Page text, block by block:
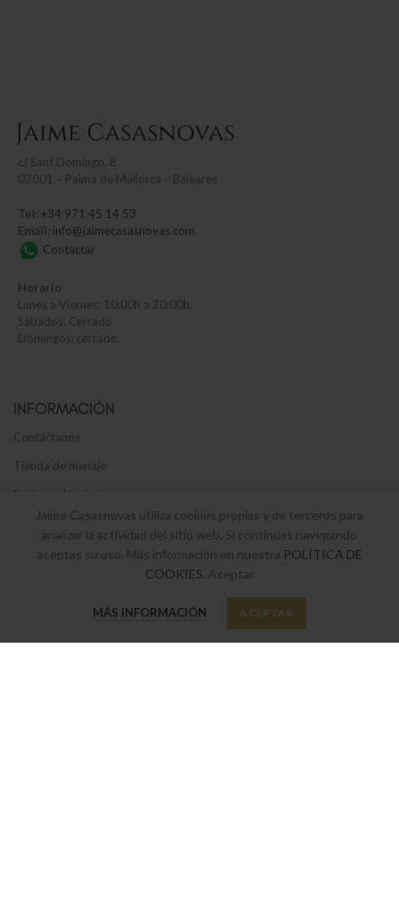
c/ Sant Domingo, 8
07001 – Palma de Mallorca – Baleares
Tel: +34 971 45 14 53
Email: info@jaimecasasnovas.com
Contactar
Horario
Lunes a Viernes: 10:00h a 20:00h.
Sábados: Cerrado
Domingos: cerrado.
INFORMACIÓN
Contáctanos
Tienda de menaje
Envíos y devoluciones
Términos y Condiciones legales
Política de privacidad y cookies
Jaime Casasnovas utiliza cookies propias y de terceros para
analizar la actividad del sitio web. Si continúas navegando
aceptas su uso. Más información en nuestra POLÍTICA DE
COOKIES . Aceptar
MÁS INFORMACIÓN ACEPTAR